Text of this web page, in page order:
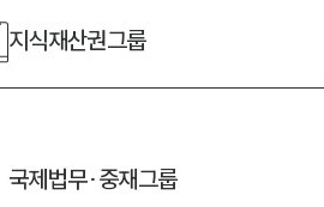
지식재산권그룹
국제법무·중재그룹